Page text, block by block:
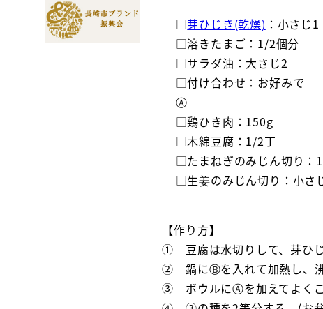
□芽ひじき(乾燥) ：小さじ1
□溶きたまご：1/2個分
□サラダ油：大さじ2
□付け合わせ：お好みで
Ⓐ
□鶏ひき肉：150g
□木綿豆腐：1/2丁
□たまねぎのみじん切り：
□生姜のみじん切り：小さ
【作り方】
① 豆腐は水切りして、芽ひじ
② 鍋にⒷを入れて加熱し、沸
③ ボウルにⒶを加えてよくこ